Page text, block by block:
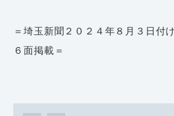
＝埼玉新聞２０２４年８月３日付
６面掲載＝